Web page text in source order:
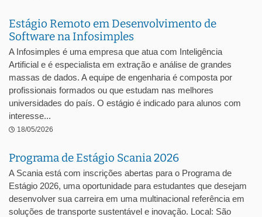
Estágio Remoto em Desenvolvimento de
Software na Infosimples
A Infosimples é uma empresa que atua com Inteligência
Artificial e é especialista em extração e análise de grandes
massas de dados. A equipe de engenharia é composta por
profissionais formados ou que estudam nas melhores
universidades do país. O estágio é indicado para alunos com
interesse...
18/05/2026
Programa de Estágio Scania 2026
A Scania está com inscrições abertas para o Programa de
Estágio 2026, uma oportunidade para estudantes que desejam
desenvolver sua carreira em uma multinacional referência em
soluções de transporte sustentável e inovação. Local: São